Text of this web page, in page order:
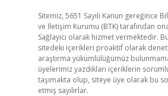
Sitemiz, 5651 Sayılı Kanun gereğince
ve İletişim Kurumu (BTK) tarafından
Sağlayıcı olarak hizmet vermektedir.
sitedeki içerikleri proaktif olarak
araştırma yükümlülüğümüz
üyelerimiz yazdıkları içeriklerin
taşımakta olup, siteye üye olarak bu
etmiş sayılırlar.